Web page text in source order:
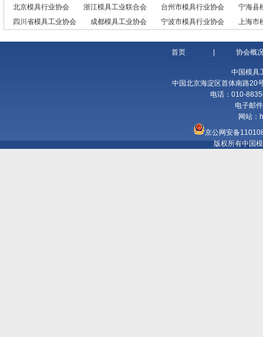
北京模具行业协会 浙江模具工业联合会 台州市模具行业协会
宁海县
四川省模具工业协会
成都模具工业协会 宁波市模具行业协会 上海市
首页 协会概
中国模具
中国北京海淀区首体南路20
电话：010-
电子邮
网站：
京公网安备
版权所有中国